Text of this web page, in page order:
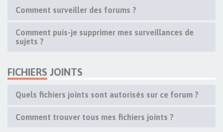
Comment surveiller des forums ?
Comment puis-je supprimer mes surveillances de
sujets ?
FICHIERS JOINTS
Quels fichiers joints sont autorisés sur ce forum ?
Comment trouver tous mes fichiers joints ?